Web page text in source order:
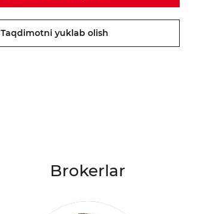
Taqdimotni yuklab olish
Brokerlar